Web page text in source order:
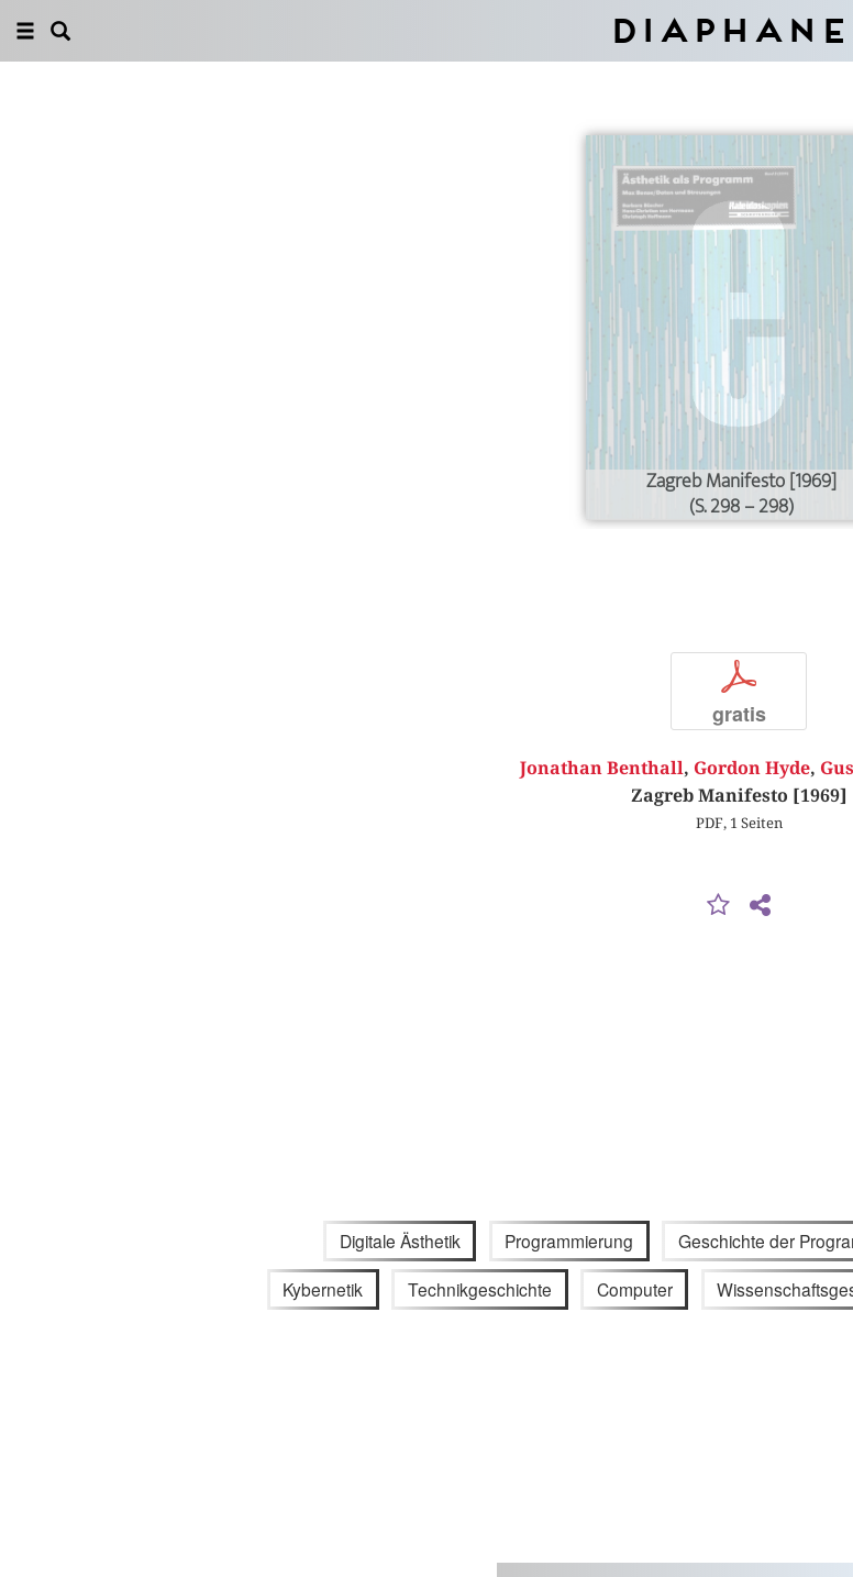
Zagreb Manifesto [1969]
(S. 298 – 298)
p
gratis
Jonathan Benthall, Gordon Hyde,
Zagreb Manifesto [1969]
PDF, 1 Seiten
Digitale Ästhetik Programmierung Geschichte der
Kybernetik Technikgeschichte Computer